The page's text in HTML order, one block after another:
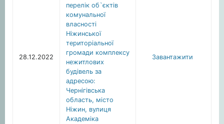
28.12.2022
перелік об`єктів
комунальної
власності
Ніжинської
територіальної
громади комплексу
нежитлових
будівель за
адресою:
Чернігівська
область, місто
Ніжин, вулиця
Академіка
Завантажити